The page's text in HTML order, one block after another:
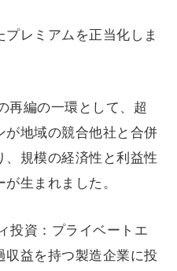
レミアムを正当化しま
再編の一環として、超
地域の競合他社と合併
、規模の経済性と利益性
生まれました。
投資：プライベートエ
収益を持つ製造企業に投